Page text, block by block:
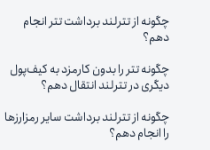
چگونه از تترلند برداشت تتر انجام
دهم؟
چگونه تتر را بدون کارمزد به کیف‌پول
دیگری در تترلند انتقال دهم؟
چگونه از تترلند برداشت سایر رمزارزها
را انجام دهم؟